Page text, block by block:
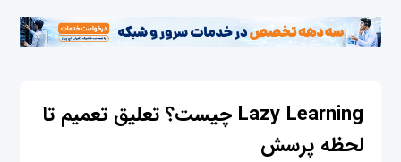
Lazy Learning چیست؟ تعلیق تعمیم تا
لحظه پرسش